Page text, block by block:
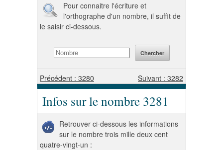
Pour connaitre l'écriture et
l'orthographe d'un nombre, il suffit de
le saisir ci-dessous.
Précédent : 3280 Suivant : 3282
Infos sur le nombre 3281
Retrouver ci-dessous les informations
sur le nombre trois mille deux cent
quatre-vingt-un :